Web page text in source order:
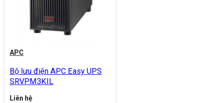
APC
Bộ lưu điện APC Easy UPS
SRVPM3KIL
Liên hệ